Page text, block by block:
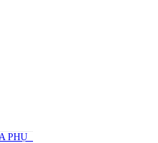
PHỤ